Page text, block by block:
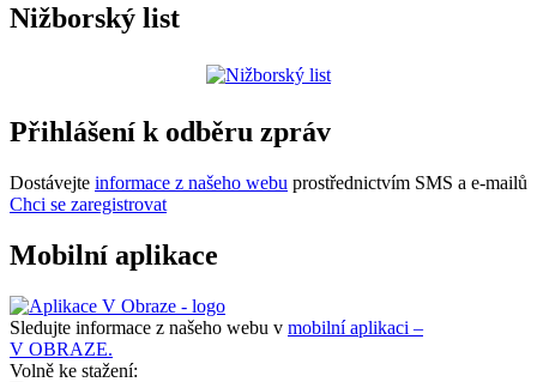
Nižborský list
Přihlášení k odběru zpráv
Dostávejte informace z našeho webu prostřednictvím SMS a e-mailů
Chci se zaregistrovat
Mobilní aplikace
Sledujte informace z našeho webu v mobilní aplikaci –
V OBRAZE.
Volně ke stažení: